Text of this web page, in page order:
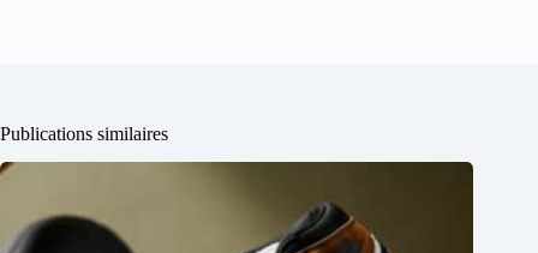
Publications similaires